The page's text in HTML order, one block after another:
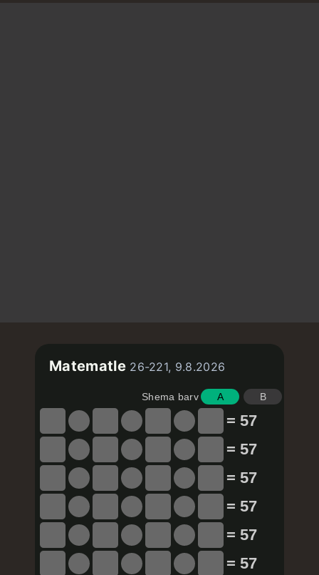
Matematle26-221, 9.8.2026
Shema barv A B
= 57
= 57
= 57
= 57
= 57
= 57